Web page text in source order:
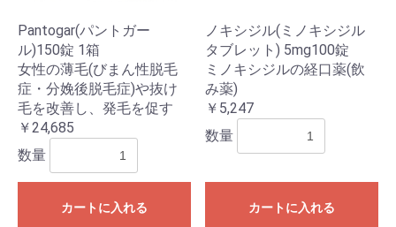
Pantogar(パントガー
ル)150錠 1箱
女性の薄毛(びまん性脱毛
症・分娩後脱毛症)や抜け
毛を改善し、発毛を促す
￥24,685
数量
カートに入れる
ノキシジル(ミノキシジル
タブレット) 5mg100錠
ミノキシジルの経口薬(飲
み薬)
￥5,247
数量
カートに入れる